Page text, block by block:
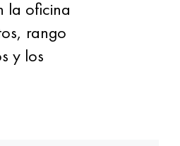
la oficina
rango
y los